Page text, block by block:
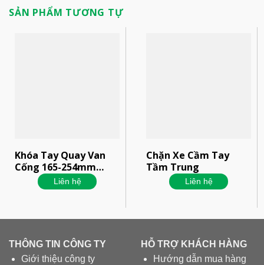
SẢN PHẨM TƯƠNG TỰ
Khóa Tay Quay Van
Cống 165-254mm
Prolockey SGVL04
Liên hệ
Chặn Xe Cầm Tay
Tầm Trung
Liên hệ
THÔNG TIN CÔNG TY
Giới thiệu công ty
HỖ TRỢ KHÁCH HÀNG
Hướng dẫn mua hàng